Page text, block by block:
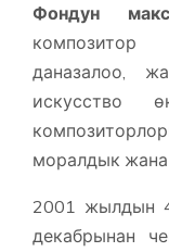
Фондун
композитор
даназалоо,
искусство
моралдык жана
2001 жылдын
декабрынан